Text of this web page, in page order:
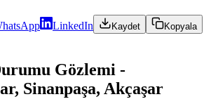
LinkedIn Kaydet Kopyala
Gözlemi -
Sinanpaşa, Akçaşar